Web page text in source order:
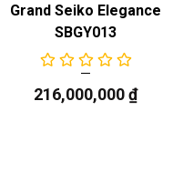
Grand Seiko Elegance
SBGY013
216,000,000₫